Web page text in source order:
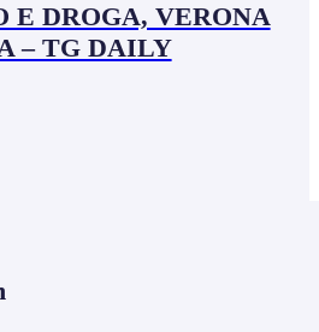
E DROGA, VERONA
– TG DAILY